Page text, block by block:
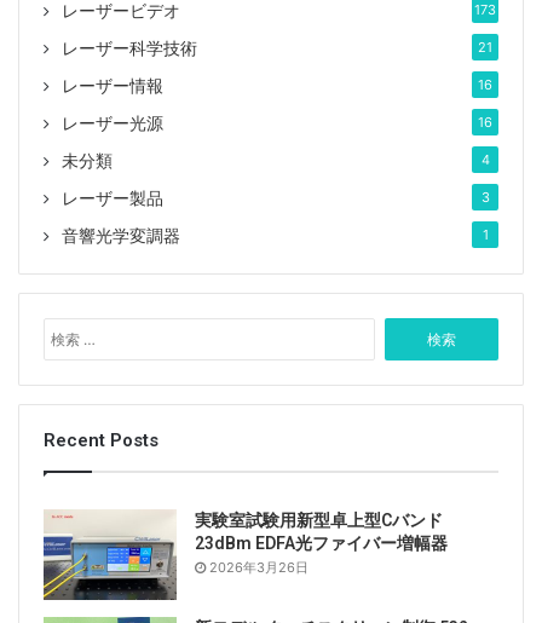
レーザービデオ 173
レーザー科学技術 21
レーザー情報 16
レーザー光源 16
未分類 4
レーザー製品 3
音響光学変調器 1
索
:
Recent Posts
実験室試験用新型卓上型Cバンド
23dBm EDFA光ファイバー増幅器
2026年3月26日